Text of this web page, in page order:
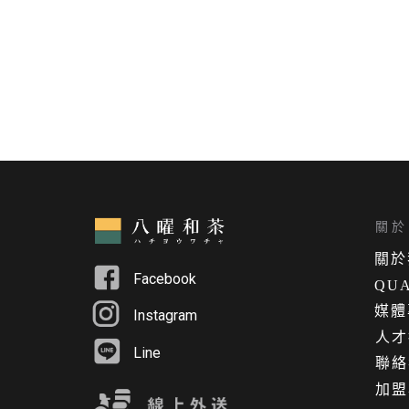
Facebook
人
Instagram
關
關 於
媒
Line
聯
加